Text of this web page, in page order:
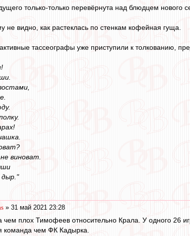
только-только перевёрнута над блюдцем нового
не видно, как растеклась по стенкам кофейная гуща.
тассеографы уже приступили к толкованию,
виноват.
дыр."
» 31 май 2021 23:28
чем плох Тимофеев относительно Крала. У одного 26
команда чем ФК Кадырка.